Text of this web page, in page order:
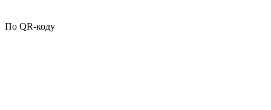
По QR-коду